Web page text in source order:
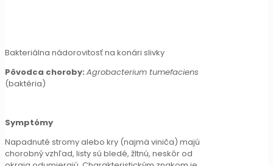
Bakteriálna nádorovitosť na konári slivky
Pôvodca choroby: Agrobacterium tumefaciens
(baktéria)
Symptómy
Napadnuté stromy alebo kry (najmä viniča) majú
chorobný vzhľad, listy sú bledé, žltnú, neskôr od